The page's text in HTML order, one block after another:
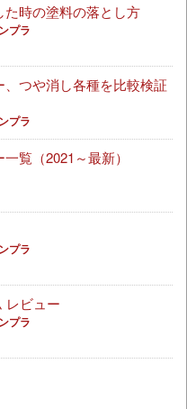
た時の塗料の落とし方
プラ
、つや消し各種を比較検証
プラ
覧（2021～最新）
プラ
レビュー
プラ